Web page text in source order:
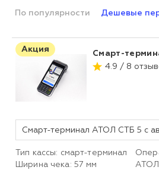
По популярности Дешевые
Акция
Смарт-
4.9 / 8
Тип кассы: смарт-терминал
Ширина чека: 57 мм